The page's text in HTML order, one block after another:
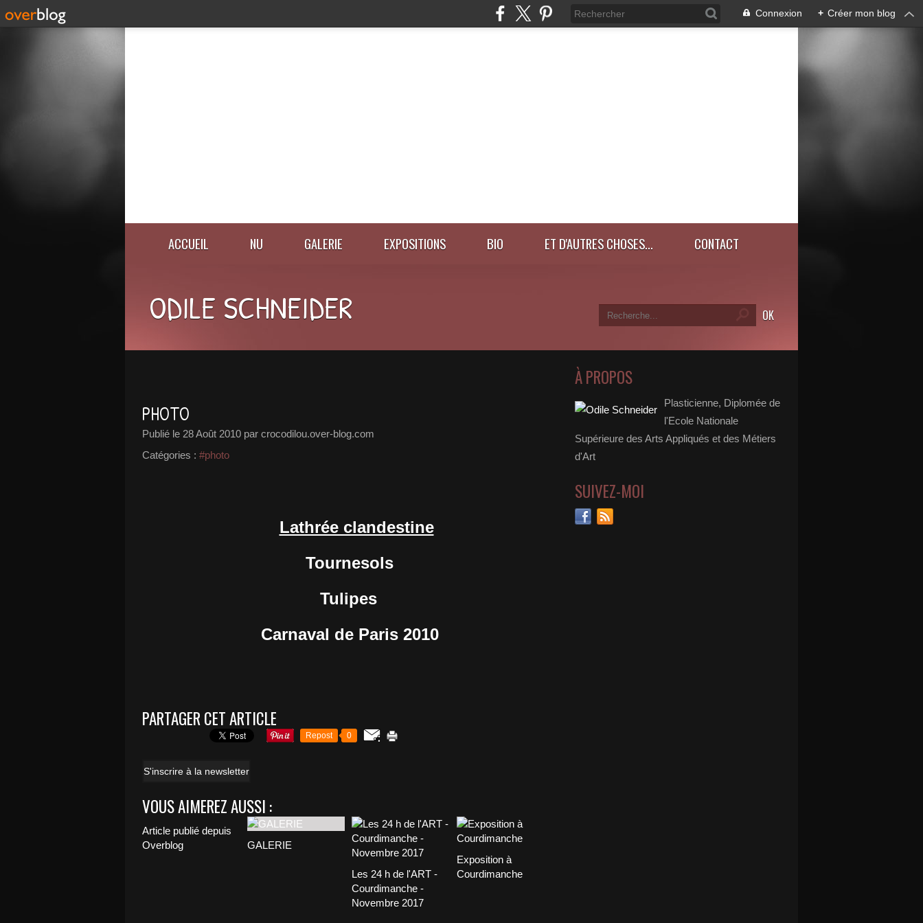
Connexion + Créer mon blog
ACCUEIL NU GALERIE EXPOSITIONS BIO ET D'AUTRES CHOSES... CONTACT
ODILE SCHNEIDER
PHOTO
Publié le 28 Août 2010 par crocodilou.over-blog.com
Catégories : #photo
Lathrée clandestine
Tournesols
Tulipes
Carnaval de Paris 2010
PARTAGER CET ARTICLE
Repost 0
S'inscrire à la newsletter
VOUS AIMEREZ AUSSI :
Article publié depuis
Overblog
GALERIE
Les 24 h de l'ART -
Courdimanche -
Novembre 2017
Exposition à
Courdimanche
À PROPOS
Plasticienne, Diplomée de
l'Ecole Nationale
Supérieure des Arts Appliqués et des Métiers
d'Art
SUIVEZ-MOI